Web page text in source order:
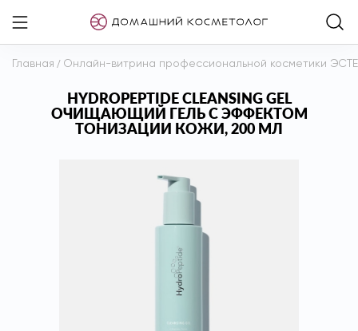
Главная / Онлайн-витрина профессиональной косметики
HYDROPEPTIDE CLEANSING GEL
ОЧИЩАЮЩИЙ ГЕЛЬ С ЭФФЕКТОМ
ТОНИЗАЦИИ КОЖИ, 200 МЛ